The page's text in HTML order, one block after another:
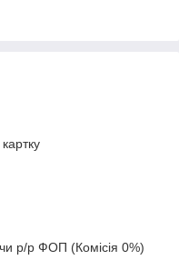
р/р ФОП (Комісія 0%)